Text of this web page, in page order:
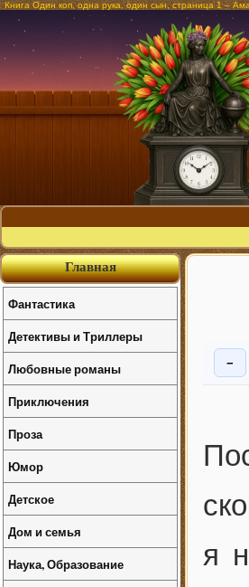
Книга Один коп, одна рука, один сын, страница 1 –
−
я
Главная
Фантастика
Детективы и Триллеры
Любовные романы
Приключения
Проза
Юмор
Детское
Дом и семья
Наука, Образование